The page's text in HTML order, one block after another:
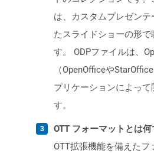
は、カスタムプレゼンテ
たスライドショーの形で
す。 ODPファイルは、
（OpenOfficeや
プリケーションによって
す。
OTT フォーマットとは何
OTT拡張機能を備えたフ